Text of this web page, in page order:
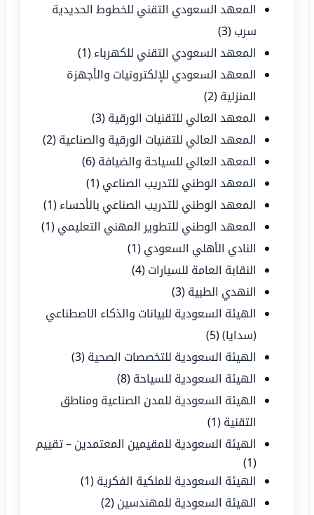
المعهد السعودي التقني للخطوط الحديدية
سرب (3)
المعهد السعودي التقني للكهرباء (1)
المعهد السعودي للإلكترونيات والأجهزة
المنزلية (2)
المعهد العالي للتقنيات الورقية (3)
المعهد العالي للتقنيات الورقية والصناعية (2)
المعهد العالي للسياحة والضيافة (6)
المعهد الوطني للتدريب الصناعي (1)
المعهد الوطني للتدريب الصناعي بالأحساء (1)
المعهد الوطني للتطوير المهني التعليمي (1)
النادي الأهلي السعودي (1)
النقابة العامة للسيارات (4)
النهدي الطبية (3)
الهيئة السعودية للبيانات والذكاء الاصطناعي
(سدايا)(5)
الهيئة السعودية للتخصصات الصحية (3)
الهيئة السعودية للسياحة (8)
الهيئة السعودية للمدن الصناعية ومناطق
التقنية (1)
الهيئة السعودية للمقيمين المعتمدين – تقييم
(1)
الهيئة السعودية للملكية الفكرية (1)
الهيئة السعودية للمهندسين (2)